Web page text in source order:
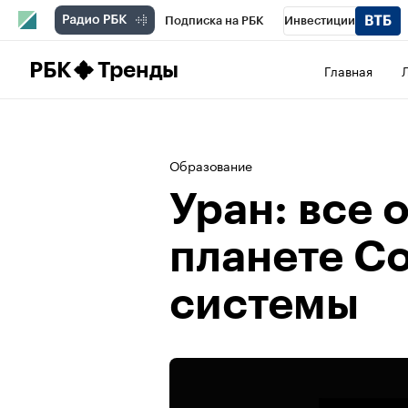
Подписка на РБК Инвестиции
РБК Тренды Главная
Образование
Уран: все
планете
системы